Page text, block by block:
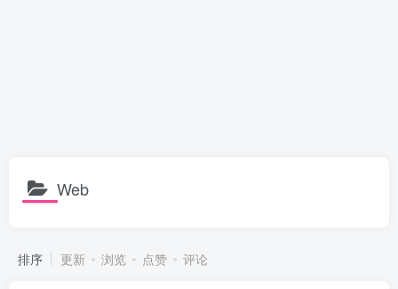
Web
排序 更新 浏览 点赞 评论